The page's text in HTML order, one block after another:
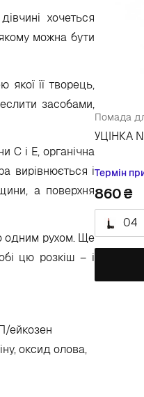
хочеться
можна бути
якої її творець,
засобами,
С і Е, органічна
вирівнюється і
а поверхня
одним рухом. Ще
цю розкіш – і
ейкозен
оксид олова,
Помада
УЦІНКА
Термін
860
04